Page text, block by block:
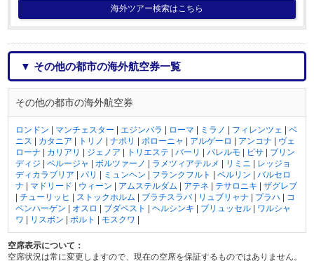
海外ツアー検索はこちら
▼ その他の都市の海外航空券一覧
その他の都市の海外航空券
ロンドン | マンチェスター | エジンバラ | ローマ | ミラノ | フィレンツェ |ベ
ニス | カタニア | トリノ |ナポリ | ボローニャ | アルゲーロ | アンコナ | ヴェ
ローナ | カリアリ | ジェノア | トリエステ |バーリ |パレルモ | ピサ | ブリン
ディジ |ペルージャ | ボルツァーノ | ラメツィアテルメ | リミニ | レッジョ
ディカラブリア |パリ | ミュンヘン | フランクフルト |ベルリン |バルセロ
ナ | マドリード | ウィーン | アムステルダム | アテネ |テサロニキ |ザグレブ
|チューリッヒ | ストックホルム | ブラチスラバ| リュブリャナ | プラハ | コ
ペンハーゲン | オスロ | ブダペスト |ヘルシンキ | ブリュッセル | ワルシャ
ワ | リスボン | ポルト | モスクワ |
空席表示について：
空席状況は常に変更しますので、現在の空席を保証するものではありません。